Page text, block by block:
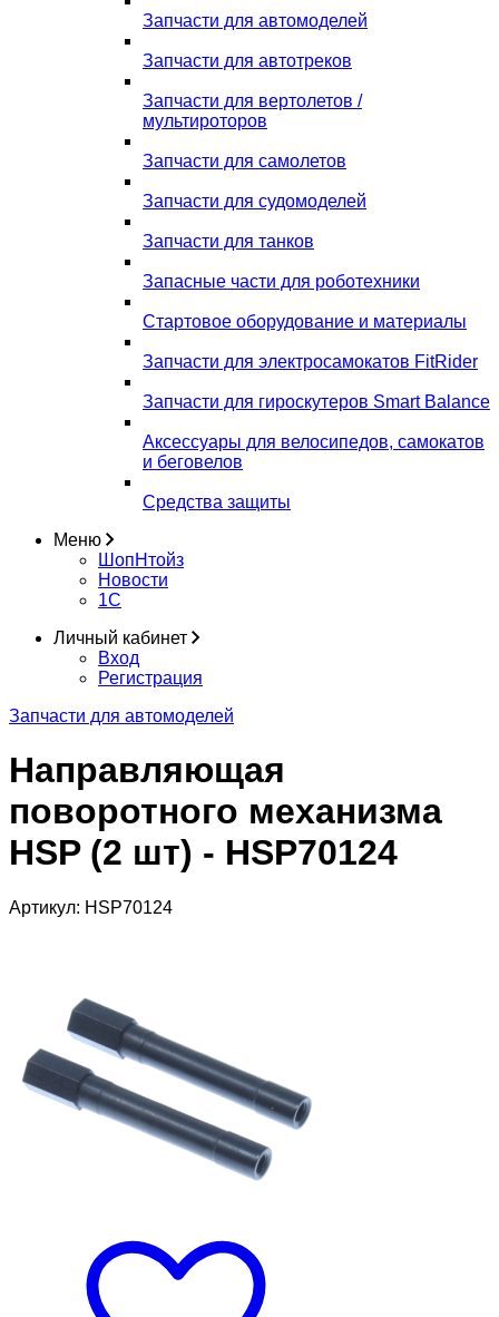
Запчасти для автомоделей
Запчасти для автотреков
Запчасти для вертолетов /
мультироторов
Запчасти для самолетов
Запчасти для судомоделей
Запчасти для танков
Запасные части для роботехники
Стартовое оборудование и материалы
Запчасти для электросамокатов FitRider
Запчасти для гироскутеров Smart Balance
Аксессуары для велосипедов, самокатов
и беговелов
Средства защиты
Меню
ШопНтойз
Новости
1C
Личный кабинет
Вход
Регистрация
Запчасти для автомоделей
Направляющая
поворотного механизма
HSP (2 шт) - HSP70124
Артикул: HSP70124